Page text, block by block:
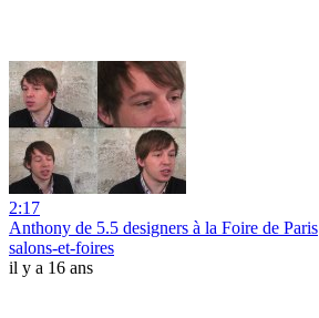
2:17
Anthony de 5.5 designers à la Foire de Paris
salons-et-foires
il y a 16 ans